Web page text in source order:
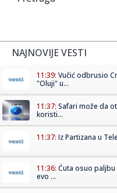
NAJNOVIJE VESTI
11:39: Vučić odbrusio
"Oluji" u...
11:37: Safari može da
koristi...
11:37: Iz Partizana u
11:36: Ćuta osuo
evo ...